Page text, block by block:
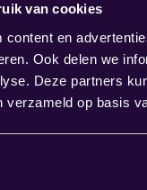
van cookies
content en
Ook delen we
Deze partners
verzameld op basis
door bodem met
ruimte in dan een
bedden